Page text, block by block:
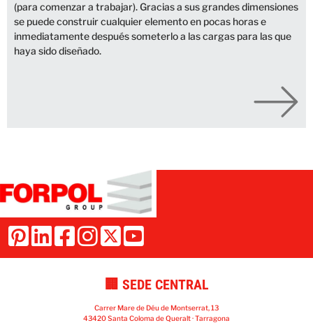
(para comenzar a trabajar). Gracias a sus grandes dimensiones
se puede construir cualquier elemento en pocas horas e
inmediatamente después someterlo a las cargas para las que
haya sido diseñado.
🏢 SEDE CENTRAL
Carrer Mare de Déu de Montserrat, 13
43420 Santa Coloma de Queralt · Tarragona